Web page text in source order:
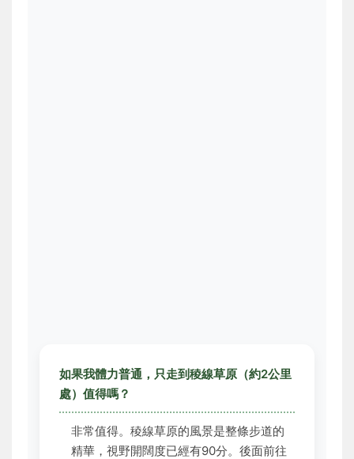
如果我體力普通，只走到稜線草原（約2公里
處）值得嗎？
非常值得。稜線草原的風景是整條步道的
精華，視野開闊度已經有90分。後面前往